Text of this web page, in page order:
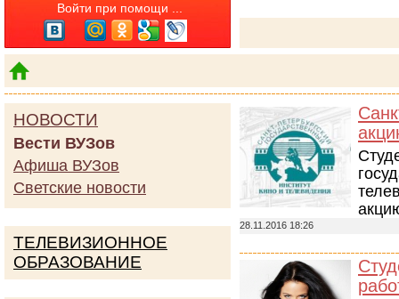
Войти при помощи ...
28.11.2016 18:26
НОВОСТИ
Вести ВУЗов
Афиша ВУЗов
Светские новости
ТЕЛЕВИЗИОННОЕ
ОБРАЗОВАНИЕ